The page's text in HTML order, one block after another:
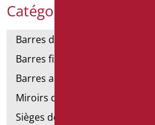
Catégories de produits
Barres de support
Barres fixes et rabattables
Barres angulaires pour
Miroirs de salle de bains
Sièges de douche et de